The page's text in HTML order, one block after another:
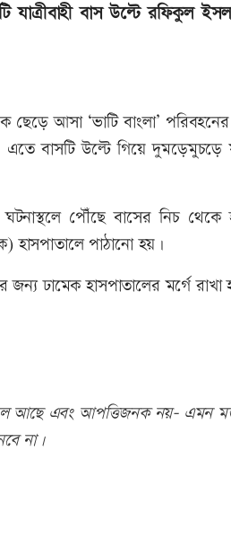
যাত্রীবাহী বাস উল্টে
ছেড়ে আসা ‘ভাটি বাংলা’
এতে বাসটি উল্টে গিয়ে
ঘটনাস্থলে পৌঁছে বাসের নিচ
হাসপাতালে পাঠানো হয়।
ঢামেক হাসপাতালের মর্গে রাখা
আছে এবং আপত্তিজনক নয়- এমন
না।